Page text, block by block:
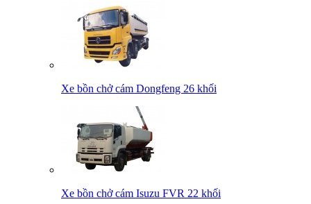
Xe bồn chở cám Dongfeng 26 khối
Xe bồn chở cám Isuzu FVR 22 khối